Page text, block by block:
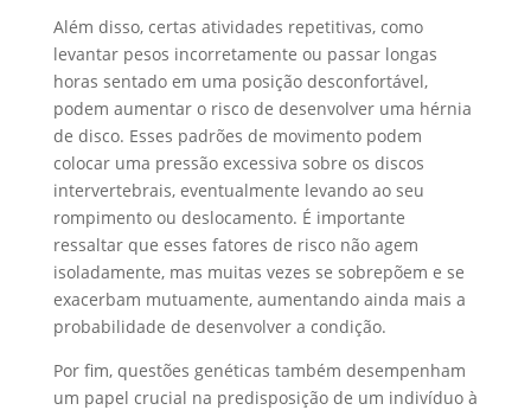
Além disso, certas atividades repetitivas, como
levantar pesos incorretamente ou passar longas
horas sentado em uma posição desconfortável,
podem aumentar o risco de desenvolver uma hérnia
de disco. Esses padrões de movimento podem
colocar uma pressão excessiva sobre os discos
intervertebrais, eventualmente levando ao seu
rompimento ou deslocamento. É importante
ressaltar que esses fatores de risco não agem
isoladamente, mas muitas vezes se sobrepõem e se
exacerbam mutuamente, aumentando ainda mais a
probabilidade de desenvolver a condição.
Por fim, questões genéticas também desempenham
um papel crucial na predisposição de um indivíduo à